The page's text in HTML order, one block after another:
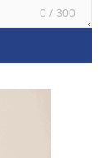
0 / 300